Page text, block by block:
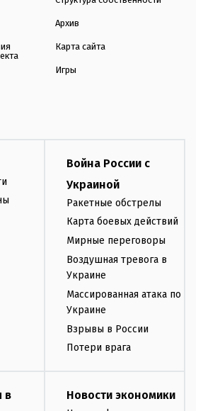
Архив
Карта сайта
Игры
Война России с
Украиной
Ракетные обстрелы
Карта боевых действий
Мирные переговоры
Воздушная тревога в
Украине
Массированная атака по
Украине
Взрывы в России
Потери врага
в
Новости экономики